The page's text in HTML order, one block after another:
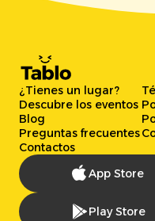
¿Tienes un lugar?
Descubre los eventos
Blog
Preguntas frecuentes
Contactos
App Store
Play Store